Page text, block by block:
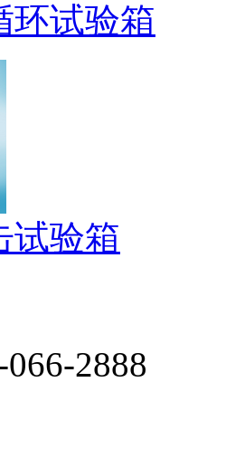
环试验箱
试验箱
2888